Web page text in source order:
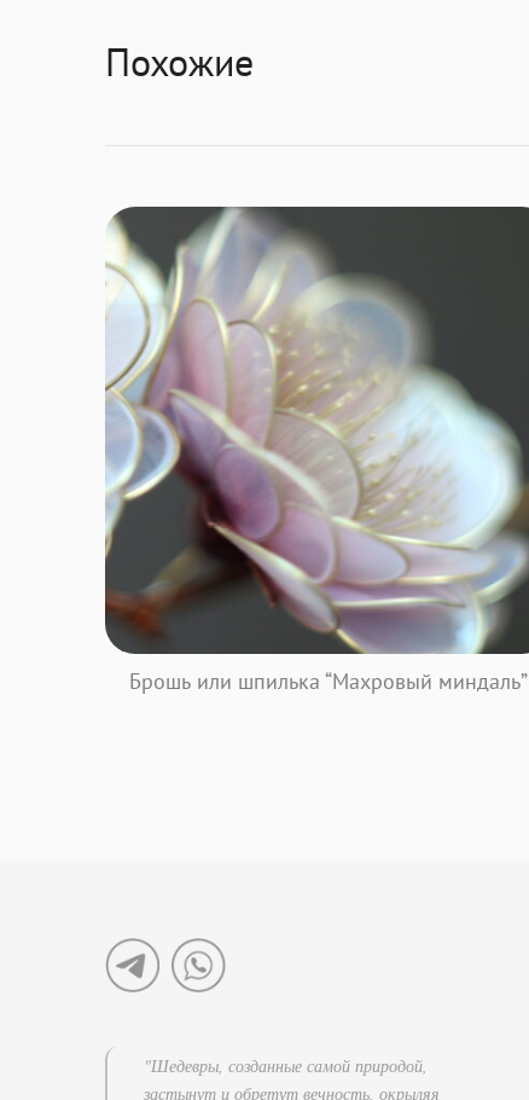
Похожие
Брошь или шпилька “Махровый миндаль”
"Шедевры, созданные самой природой,
застынут и обретут вечность, окрыляя